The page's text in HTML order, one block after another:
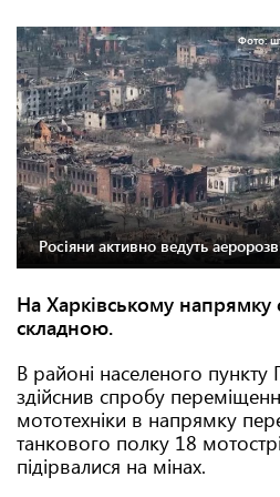
Фото:
Росіяни активно ведуть
На Харківському напрямку
складною.
В районі населеного
здійснив спробу
мототехніки в напрямку
танкового полку 18
підірвалися на мінах.